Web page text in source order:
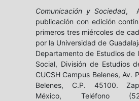
Comunicación y Sociedad,
publicación con edición
primeros tres miércoles de
por la Universidad de
Departamento de Estudios de
Social, División de Estudios
CUCSH Campus Belenes, Av.
Belenes, C.P. 45100.
México, Teléfono (52-